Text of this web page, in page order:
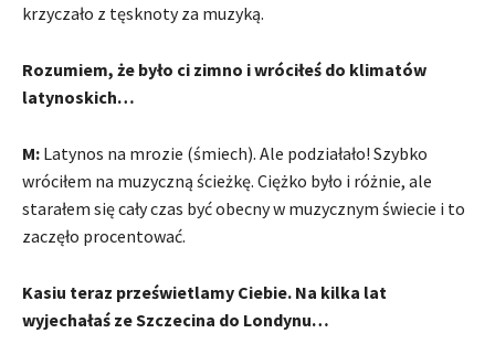
krzyczało z tęsknoty za muzyką.
Rozumiem, że było ci zimno i wróciłeś do klimatów
latynoskich…
M: Latynos na mrozie (śmiech). Ale podziałało! Szybko
wróciłem na muzyczną ścieżkę. Ciężko było i różnie, ale
starałem się cały czas być obecny w muzycznym świecie i to
zaczęło procentować.
Kasiu teraz prześwietlamy Ciebie. Na kilka lat
wyjechałaś ze Szczecina do Londynu…